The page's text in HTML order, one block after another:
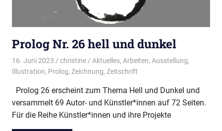
Prolog Nr. 26 hell und dunkel
16. Juni 2023 christine Aktuelles, Arbeiten, Ausstellung,
Illustration, Prolog, Zeichnung, Zeitschrift
Prolog 26 erscheint zum Thema Hell und Dunkel und
versammelt 69 Autor- und Künstler*innen auf 72 Seiten.
Für die Reihe Künstler*innen und ihre Projekte